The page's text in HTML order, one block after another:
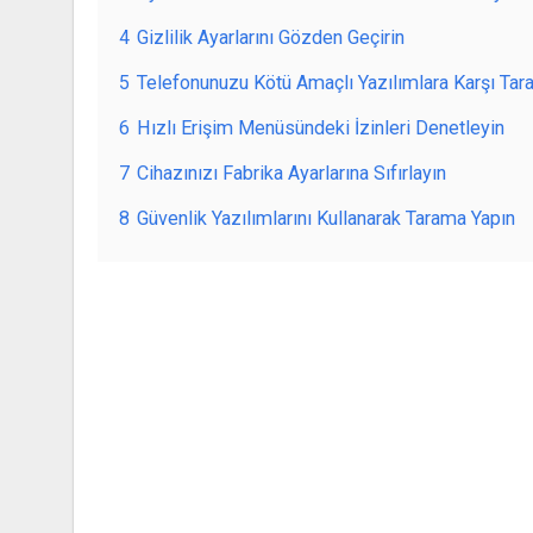
4 Gizlilik Ayarlarını Gözden Geçirin
5 Telefonunuzu Kötü Amaçlı Yazılımlara Karşı
6 Hızlı Erişim Menüsündeki İzinleri Denetleyin
7 Cihazınızı Fabrika Ayarlarına Sıfırlayın
8 Güvenlik Yazılımlarını Kullanarak Tarama Yapın